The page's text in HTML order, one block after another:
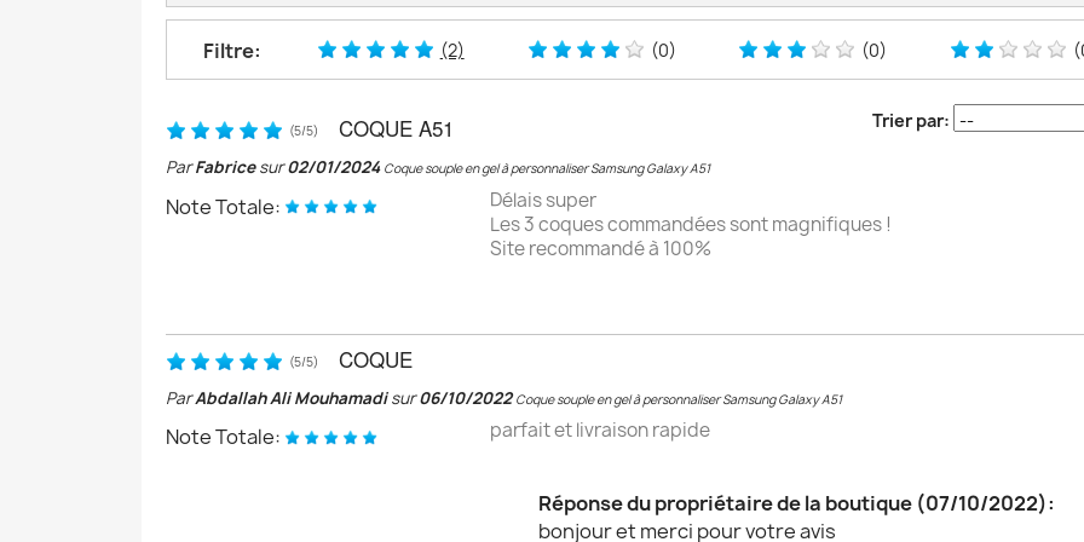
Filtre: (2) (0) (0)
Trier par:
(5/5) COQUE A51
ParFabricesur02/01/2024 Coque souple en gel à personnaliser Samsung Galaxy A51
Note Totale:
Délais super
Les 3 coques commandées sont magnifiques !
Site recommandé à 100%
(5/5) COQUE
ParAbdallah Ali Mouhamadisur06/10/2022 Coque souple en gel à personnaliser Samsung Galaxy A51
Note Totale: parfait et livraison rapide
Réponse du propriétaire de la boutique (07/10/2022):
bonjour et merci pour votre avis